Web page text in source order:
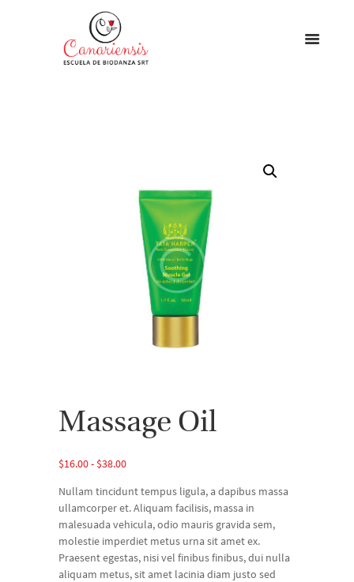
Massage Oil
$16.00- $38.00Rango
precios:
desde
$16.00
hasta
$38.00
Nullam tincidunt tempus ligula, a dapibus massa
ullamcorper et. Aliquam facilisis, massa in
malesuada vehicula, odio mauris gravida sem,
molestie imperdiet metus urna sit amet ex.
Praesent egestas, nisi vel finibus finibus, dui nulla
aliquam metus, sit amet lacinia diam justo sed